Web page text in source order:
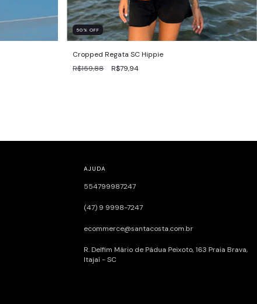
50 %OFF
Cropped Regata SC Hippie
R$159,88
R$79,94
AJUDA
554799987247
(47) 9 9998-7247
ecommerce@santacosta.com.br
R. Delfim Mário de Pádua Peixoto, 163ㅤㅤㅤㅤㅤㅤㅤㅤㅤㅤㅤㅤ Praia Brava,
Itajaí - SC